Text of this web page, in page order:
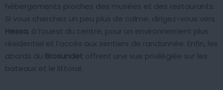
hébergements proches des musées et des restaurants.
Si vous cherchez un peu plus de calme, dirigez-vous vers
Hessa, à l’ouest du centre, pour un environnement plus
résidentiel et l’accès aux sentiers de randonnée. Enfin, les
abords du Brosundet offrent une vue privilégiée sur les
bateaux et le littoral.